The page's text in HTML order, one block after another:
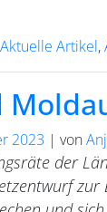
Aktuelle Artikel,
2023 | von
der
zur